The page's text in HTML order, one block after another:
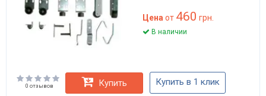
Цена от 460 грн.
В наличии
0 отзывов Купить Купить в 1 клик